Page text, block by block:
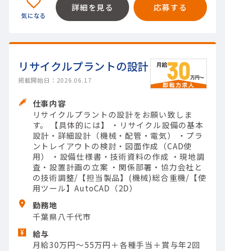
詳細を見る 応募する
リサイクルプラントの設計
掲載開始日：2026.06.17
仕事内容
リサイクルプラントの設計をお願い致しま
す。 【具体的には】 ・リサイクル設備の基本
設計・詳細設計（機械・配管・電気） ・プラ
ントレイアウトの検討・図面作成（CAD使
用） ・設備仕様書・技術資料の作成 ・現地調
査・設置計画の立案 ・関係部署・協力会社と
の技術調整/【担当製品】(機械)総合重機/【使
用ツール】AutoCAD（2D）
勤務地
千葉県八千代市
給与
月給30万円～55万円＋各種手当＋賞与年2回